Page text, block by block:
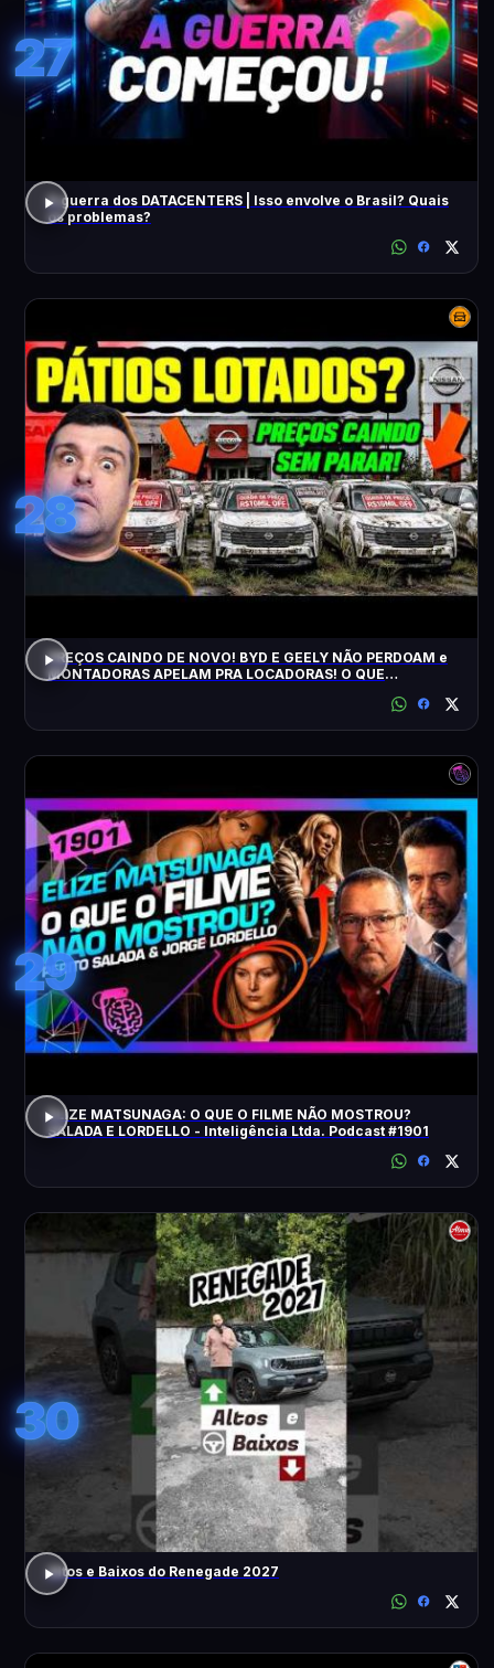
27
A guerra dos DATACENTERS | Isso envolve o Brasil? Quais
os problemas?
28
PREÇOS CAINDO DE NOVO! BYD E GEELY NÃO PERDOAM e
MONTADORAS APELAM PRA LOCADORAS! O QUE
29
ELIZE MATSUNAGA: O QUE O FILME NÃO MOSTROU?
SALADA E LORDELLO - Inteligência Ltda. Podcast #1901
30
Altos e Baixos do Renegade 2027